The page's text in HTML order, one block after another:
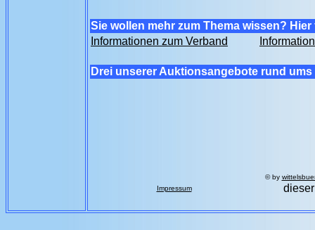
Sie wollen mehr zum Thema wissen? Hier
Informationen zum Verband
Drei unserer Auktionsangebote rund
Impressum
© by